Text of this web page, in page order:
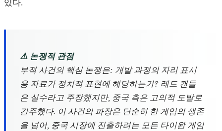
있다.
⚠️ 논쟁적 관점
부적 사건의 핵심 논쟁은: 개발 과정의 자리 표시
용 자료가 정치적 표현에 해당하는가? 레드 캔들
은 실수라고 주장했지만, 중국 측은 고의적 도발로
간주했다. 이 사건의 파장은 단순히 한 게임의 생존
을 넘어, 중국 시장에 진출하려는 모든 타이완 게임